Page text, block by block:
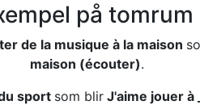
på tomrum
de la musique à la maison
maison (écouter).
sport som blir J'aime jouer à